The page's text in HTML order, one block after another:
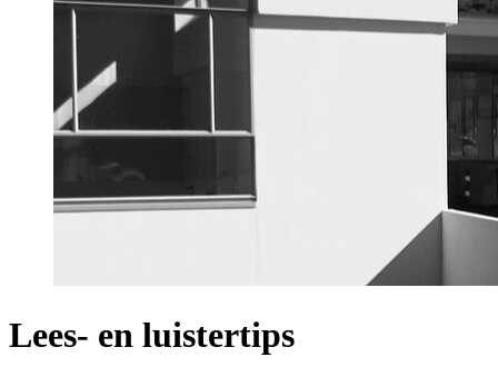
Lees- en luistertips